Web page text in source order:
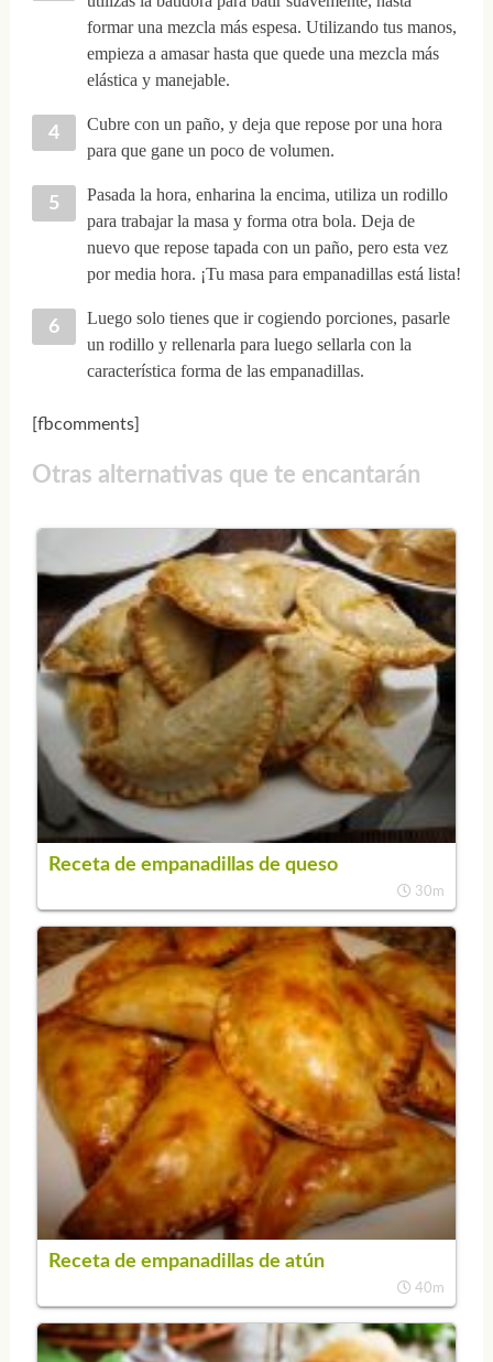
formar una mezcla más espesa. Utilizando tus manos,
empieza a amasar hasta que quede una mezcla más
elástica y manejable.
Cubre con un paño, y deja que repose por una hora
para que gane un poco de volumen.
Pasada la hora, enharina la encima, utiliza un rodillo
para trabajar la masa y forma otra bola. Deja de
nuevo que repose tapada con un paño, pero esta vez
por media hora. ¡Tu masa para empanadillas está lista!
Luego solo tienes que ir cogiendo porciones, pasarle
un rodillo y rellenarla para luego sellarla con la
característica forma de las empanadillas.
[fbcomments]
Otras alternativas que te encantarán
Receta de empanadillas de queso
30m
Receta de empanadillas de atún
40m